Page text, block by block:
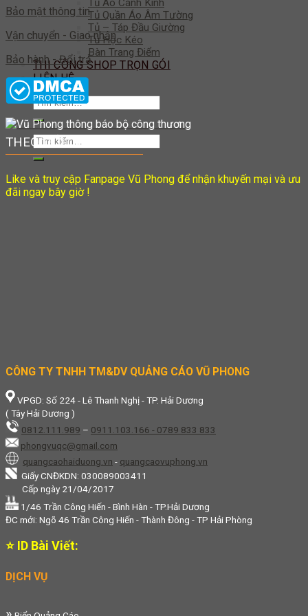
Tủ Áo Cánh Kính
Tủ Quần Áo Âm Tường
Tủ – Táp Đầu Giường
Tủ Hộc Kéo
Bàn Trang Điểm
THI CÔNG SHOP TRỌN GÓI
LIÊN HỆ
Tìm
kiếm:
Tìm
kiếm:
Bảo mật thông tin
Vận chuyển - Giao nhận
Bảo hành - Đổi trả
THEO DÕI CHÚNG TÔI
Like và truy cập Fanpage Vũ Phong để nhận khuyến mại và ưu
đãi ngay bây giờ !
CÔNG TY TNHH TM&DV QUẢNG CÁO VŨ PHONG
VPGD: Số 224 - Lê Thanh Nghị - TP. Hải Dương
( Tây Hải Dương )
0812.111.989 – 0911.103.166 - 0789 833 833
phongvuqc@gmail.com
quangcaohaiduong.vn - quangcaovuphong.vn
Giấy CNĐKDN: 030089003411
Cấp ngày 21/04/2017
1/46 Trần Công Hiến - Bình Hàn - TP.Hải Dương
ĐC mới: Ngõ 46 Trần Công Hiến - Thành Đông - TP Hải Phòng
⭐ ID Bài Viết:
DỊCH VỤ